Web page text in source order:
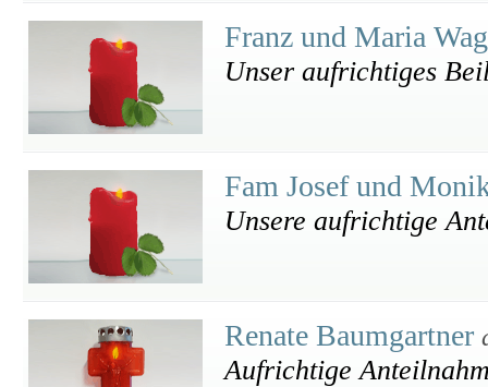
Franz und Maria
Unser aufrichtiges
Fam Josef und
Unsere aufrichtige
Renate Baumgartner
Aufrichtige